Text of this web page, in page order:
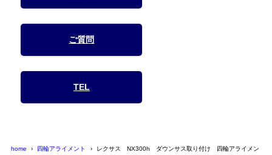
ご質問
TEL
home 四輪アライメント レクサス NX300h ダウンサス取り付け 四輪アライメント